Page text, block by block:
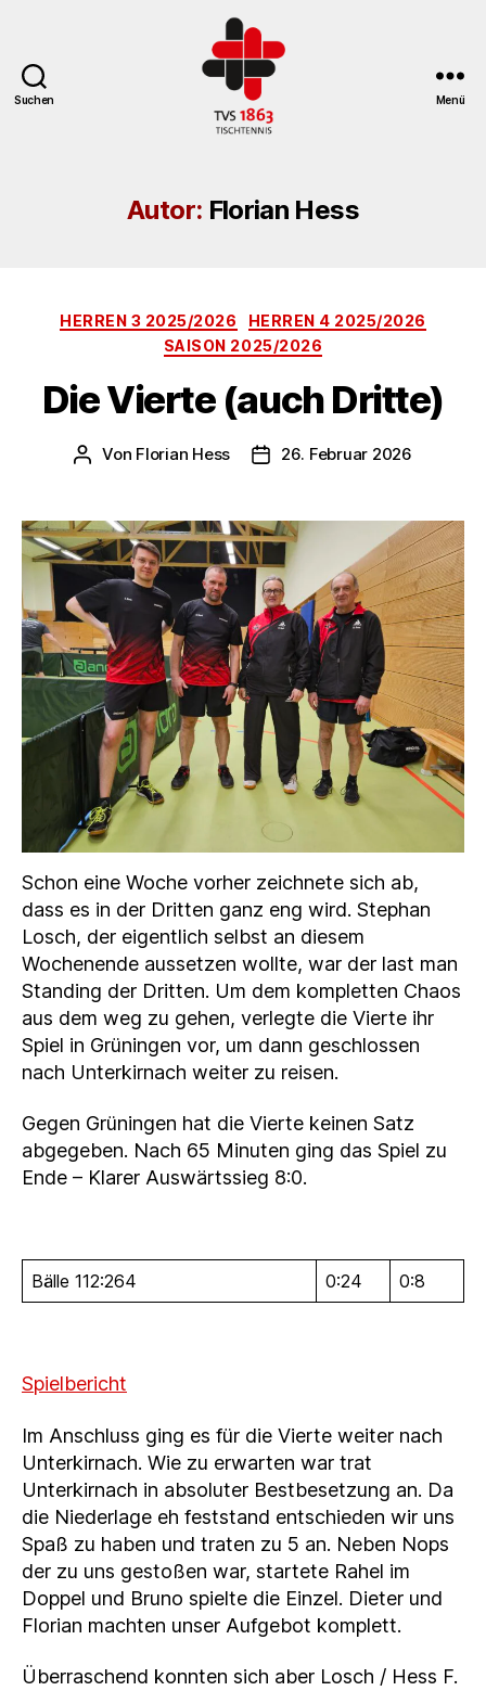
Suchen
Tischtennisabteilung
Menü
Autor: Florian Hess
Kategorien
HERREN 3 2025/2026
HERREN 4 2025/2026
SAISON 2025/2026
Die Vierte (auch Dritte)
Beitragsautor
Von Florian Hess Veröffentlichungsdatum
26. Februar 2026
Schon eine Woche vorher zeichnete sich ab,
dass es in der Dritten ganz eng wird. Stephan
Losch, der eigentlich selbst an diesem
Wochenende aussetzen wollte, war der last man
Standing der Dritten. Um dem kompletten Chaos
aus dem weg zu gehen, verlegte die Vierte ihr
Spiel in Grüningen vor, um dann geschlossen
nach Unterkirnach weiter zu reisen.
Gegen Grüningen hat die Vierte keinen Satz
abgegeben. Nach 65 Minuten ging das Spiel zu
Ende – Klarer Auswärtssieg 8:0.
Bälle 112:264 0:24 0:8
Spielbericht
Im Anschluss ging es für die Vierte weiter nach
Unterkirnach. Wie zu erwarten war trat
Unterkirnach in absoluter Bestbesetzung an. Da
die Niederlage eh feststand entschieden wir uns
Spaß zu haben und traten zu 5 an. Neben Nops
der zu uns gestoßen war, startete Rahel im
Doppel und Bruno spielte die Einzel. Dieter und
Florian machten unser Aufgebot komplett.
Überraschend konnten sich aber Losch / Hess F.